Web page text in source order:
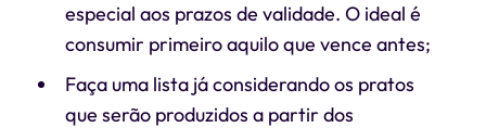
especial aos prazos de validade. O ideal é
consumir primeiro aquilo que vence antes;
Faça uma lista já considerando os pratos
que serão produzidos a partir dos